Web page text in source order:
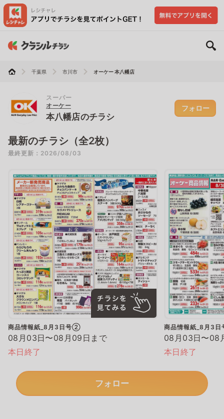
千葉県 市川市 オーケー 本八幡店
スーパー
オーケー
本八幡店のチラシ
フォロー
最新のチラシ（全2枚）
最終更新：2026/08/03
商品情報紙_8月3日号②
08月03日〜08月09日まで
本日終了
商品情報紙_8月3
08月03日〜08
本日終了
フォロー